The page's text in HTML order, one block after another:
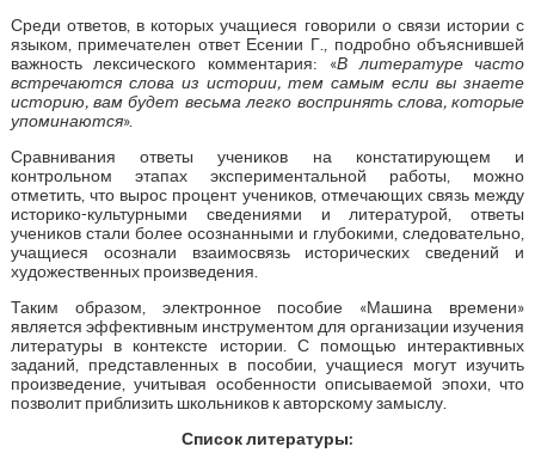
Среди ответов, в которых учащиеся говорили о связи истории с
языком, примечателен ответ Есении Г., подробно объяснившей
важность лексического комментария: «В литературе часто
встречаются слова из истории, тем самым если вы знаете
историю, вам будет весьма легко воспринять слова, которые
упоминаются».
Сравнивания ответы учеников на констатирующем и
контрольном этапах экспериментальной работы, можно
отметить, что вырос процент учеников, отмечающих связь между
историко-культурными сведениями и литературой, ответы
учеников стали более осознанными и глубокими, следовательно,
учащиеся осознали взаимосвязь исторических сведений и
художественных произведения.
Таким образом, электронное пособие «Машина времени»
является эффективным инструментом для организации изучения
литературы в контексте истории. С помощью интерактивных
заданий, представленных в пособии, учащиеся могут изучить
произведение, учитывая особенности описываемой эпохи, что
позволит приблизить школьников к авторскому замыслу.
Список литературы: